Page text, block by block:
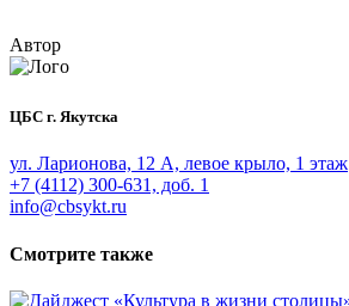
Автор
ЦБС г. Якутска
ул. Ларионова, 12 А, левое крыло, 1 этаж
+7 (4112) 300-631, доб. 1
info@cbsykt.ru
Смотрите также